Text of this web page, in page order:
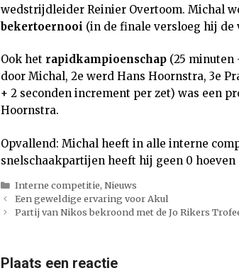
wedstrijdleider Reinier Overtoom. Michal
bekertoernooi (in de finale versloeg hij de
Ook het rapidkampioenschap(25 minuten
door Michal, 2e werd Hans Hoornstra, 3e
+ 2 seconden increment per zet) was een
Hoornstra.
Opvallend: Michal heeft in alle interne
snelschaakpartijen heeft hij geen 0 hoeven
Categorieën
Interne competitie,Nieuws
Een geweldige ervaring voor Akul
Partij van Nikos bekroond met de Jo Rikers
Plaats een reactie